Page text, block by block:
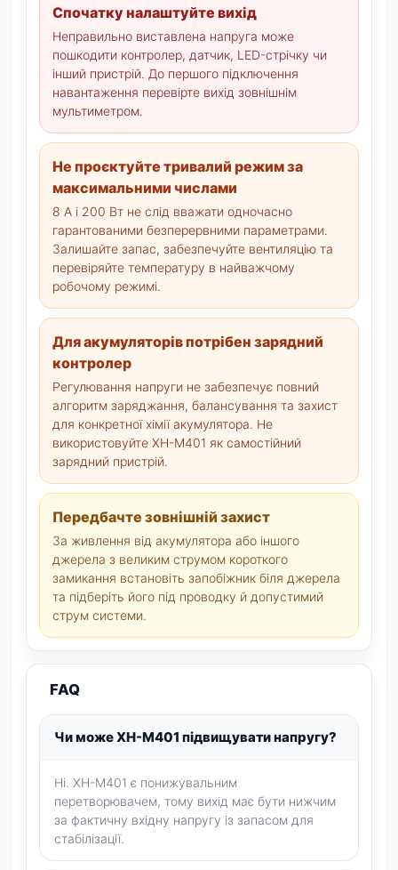
Спочатку налаштуйте вихід
Неправильно виставлена напруга може
пошкодити контролер, датчик, LED-стрічку чи
інший пристрій. До першого підключення
навантаження перевірте вихід зовнішнім
мультиметром.
Не проєктуйте тривалий режим за
максимальними числами
8 А і 200 Вт не слід вважати одночасно
гарантованими безперервними параметрами.
Залишайте запас, забезпечуйте вентиляцію та
перевіряйте температуру в найважчому
робочому режимі.
Для акумуляторів потрібен зарядний
контролер
Регулювання напруги не забезпечує повний
алгоритм заряджання, балансування та захист
для конкретної хімії акумулятора. Не
використовуйте XH-M401 як самостійний
зарядний пристрій.
Передбачте зовнішній захист
За живлення від акумулятора або іншого
джерела з великим струмом короткого
замикання встановіть запобіжник біля джерела
та підберіть його під проводку й допустимий
струм системи.
FAQ
Чи може XH-M401 підвищувати напругу?
Ні. XH-M401 є понижувальним
перетворювачем, тому вихід має бути нижчим
за фактичну вхідну напругу із запасом для
стабілізації.